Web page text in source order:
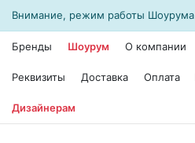
Внимание, режим работы Шоурума
Бренды Шоурум О компании
Реквизиты Доставка Оплата
Дизайнерам